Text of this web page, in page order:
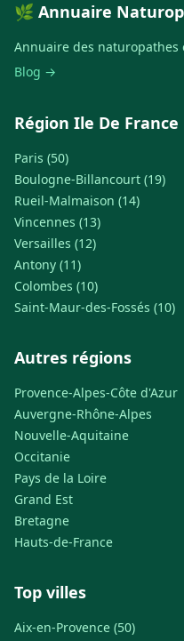
🌿 Annuaire
Annuaire des naturopathes
Blog →
Région Ile De France
Paris (50)
Boulogne-Billancourt (19)
Rueil-Malmaison (14)
Vincennes (13)
Versailles (12)
Antony (11)
Colombes (10)
Saint-Maur-des-Fossés (10)
Autres régions
Provence-Alpes-Côte d'Azur
Auvergne-Rhône-Alpes
Nouvelle-Aquitaine
Occitanie
Pays de la Loire
Grand Est
Bretagne
Hauts-de-France
Top villes
Aix-en-Provence (50)